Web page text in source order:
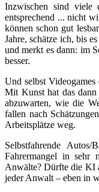
Inzwischen sind viele
entsprechend ... nicht
können schon gut
Jahre, schätze ich, bis
und merkt es dann: im
besser.
Und selbst
Mit Kunst hat das
abzuwarten, wie die
fallen nach
Arbeitsplätze weg.
Selbstfahrende
Fahrermangel in sehr
Anwälte? Dürfte die KI
jeder Anwalt – eben in